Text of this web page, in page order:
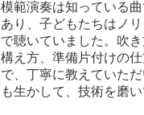
模範演奏は知っている
あり、子どもたちはノ
で聴いていました。吹
構え方、準備片付けの
で、丁寧に教えていた
も生かして、技術を磨